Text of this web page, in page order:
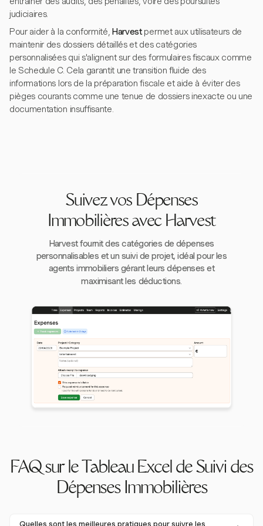
judiciaires.
Pour aider à la conformité,Harvestpermet aux utilisateurs de
maintenir des dossiers détaillés et des catégories
personnalisées qui s'alignent sur des formulaires fiscaux comme
le Schedule C. Cela garantit une transition fluide des
informations lors de la préparation fiscale et aide à éviter des
pièges courants comme une tenue de dossiers inexacte ou une
documentation insuffisante.
Suivez vos Dépenses
Immobilières avec Harvest
Harvest fournit des catégories de dépenses
personnalisables et un suivi de projet, idéal pour les
agents immobiliers gérant leurs dépenses et
maximisant les déductions.
FAQ sur le Tableau Excel de Suivi des
Dépenses Immobilières
Quelles sont les meilleures pratiques pour suivre les